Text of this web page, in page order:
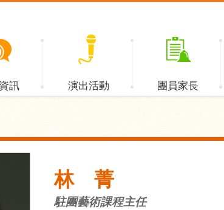
訊 演出活動 團員家長
林 菁
駐團藝術課程主任